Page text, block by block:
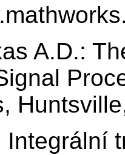
A.D.:
Integrální